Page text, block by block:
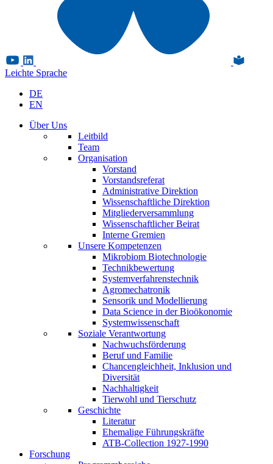
Leichte Sprache
DE
EN
Über Uns
Leitbild
Team
Organisation
Vorstand
Vorstandsreferat
Administrative Direktion
Wissenschaftliche Direktion
Mitgliederversammlung
Wissenschaftlicher Beirat
Interne Gremien
Unsere Kompetenzen
Mikrobiom Biotechnologie
Technikbewertung
Systemverfahrenstechnik
Agromechatronik
Sensorik und Modellierung
Data Science in der Bioökonomie
Systemwissenschaft
Soziale Verantwortung
Nachwuchsförderung
Beruf und Familie
Chancengleichheit, Inklusion und
Diversität
Nachhaltigkeit
Tierwohl und Tierschutz
Geschichte
Literatur
Ehemalige Führungskräfte
ATB-Collection 1927-1990
Forschung